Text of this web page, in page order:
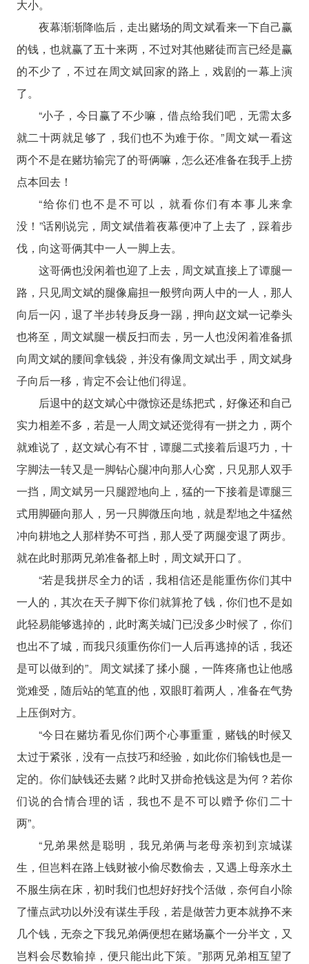
大小。
夜幕渐渐降临后，走出赌场的周文斌看来一下自己赢
的钱，也就赢了五十来两，不过对其他赌徒而言已经是赢
的不少了，不过在周文斌回家的路上，戏剧的一幕上演
了。
“小子，今日赢了不少嘛，借点给我们吧，无需太多
就二十两就足够了，我们也不为难于你。”周文斌一看这
两个不是在赌坊输完了的哥俩嘛，怎么还准备在我手上捞
点本回去！
“给你们也不是不可以，就看你们有本事儿来拿
没！”话刚说完，周文斌借着夜幕便冲了上去了，踩着步
伐，向这哥俩其中一人一脚上去。
这哥俩也没闲着也迎了上去，周文斌直接上了谭腿一
路，只见周文斌的腿像扁担一般劈向两人中的一人，那人
向后一闪，退了半步转身反身一踢，押向赵文斌一记拳头
也将至，周文斌腿一横反扫而去，另一人也没闲着准备抓
向周文斌的腰间拿钱袋，并没有像周文斌出手，周文斌身
子向后一移，肯定不会让他们得逞。
后退中的赵文斌心中微惊还是练把式，好像还和自己
实力相差不多，若是一人周文斌还觉得有一拼之力，两个
就难说了，赵文斌心有不甘，谭腿二式接着后退巧力，十
字脚法一转又是一脚钻心腿冲向那人心窝，只见那人双手
一挡，周文斌另一只腿蹬地向上，猛的一下接着是谭腿三
式用脚砸向那人，另一只脚微压向地，就是犁地之牛猛然
冲向耕地之人那样势不可挡，那人受了两腿变退了两步。
就在此时那两兄弟准备都上时，周文斌开口了。
“若是我拼尽全力的话，我相信还是能重伤你们其中
一人的，其次在天子脚下你们就算抢了钱，你们也不是如
此轻易能够逃掉的，此时离关城门已没多少时候了，你们
也出不了城，而我只须重伤你们一人后再逃掉的话，我还
是可以做到的”。周文斌揉了揉小腿，一阵疼痛也让他感
觉难受，随后站的笔直的他，双眼盯着两人，准备在气势
上压倒对方。
“今日在赌坊看见你们两个心事重重，赌钱的时候又
太过于紧张，没有一点技巧和经验，如此你们输钱也是一
定的。你们缺钱还去赌？此时又拼命抢钱这是为何？若你
们说的合情合理的话，我也不是不可以赠予你们二十
两”。
“兄弟果然是聪明，我兄弟俩与老母亲初到京城谋
生，但岂料在路上钱财被小偷尽数偷去，又遇上母亲水土
不服生病在床，初时我们也想好好找个活做，奈何自小除
了懂点武功以外没有谋生手段，若是做苦力更本就挣不来
几个钱，无奈之下我兄弟俩便想在赌场赢个一分半文，又
岂料会尽数输掉，便只能出此下策。”那两兄弟相互望了